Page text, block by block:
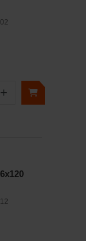
+
406x120